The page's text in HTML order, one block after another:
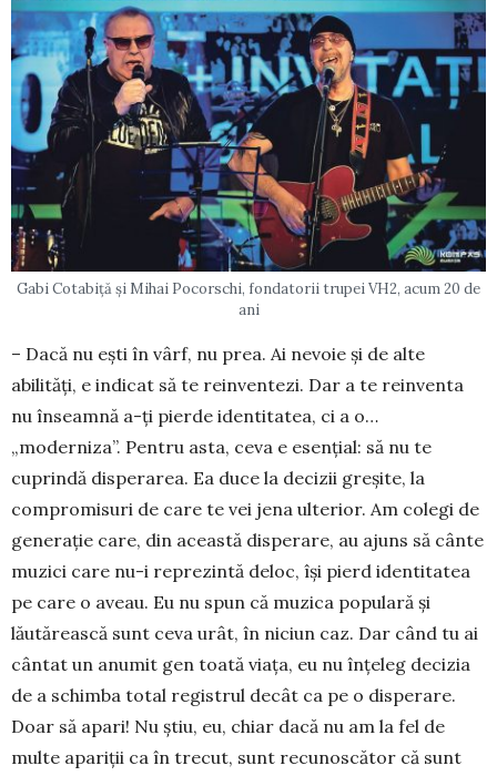
Gabi Cotabiță și Mihai Pocorschi, fondatorii trupei VH2, acum 20 de
ani
– Dacă nu eşti în vârf, nu prea. Ai nevoie şi de alte
abilităţi, e indicat să te reinventezi. Dar a te re­inventa
nu înseamnă a-ţi pierde identitatea, ci a o…
„moderniza”. Pentru asta, ceva e esenţial: să nu te
cuprindă disperarea. Ea duce la decizii greşite, la
compromisuri de care te vei jena ulterior. Am colegi de
generaţie care, din această disperare, au ajuns să cânte
muzici care nu-i reprezintă deloc, îşi pierd identitatea
pe care o aveau. Eu nu spun că muzica populară şi
lăutărească sunt ceva urât, în ni­ciun caz. Dar când tu ai
cântat un anumit gen toată viaţa, eu nu înţeleg decizia
de a schimba total re­gistrul decât ca pe o disperare.
Doar să apari! Nu ştiu, eu, chiar dacă nu am la fel de
multe apariţii ca în trecut, sunt recunoscător că sunt